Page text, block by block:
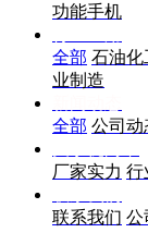
功能手机
全部 石油化
业制造
全部 公司动
厂家实力 行
联系我们 公